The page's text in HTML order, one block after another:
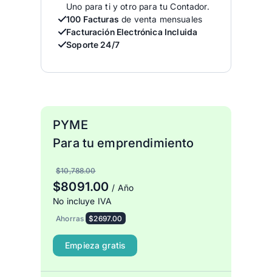
Uno para ti y otro para tu Contador.
100 Facturas de venta mensuales
Facturación Electrónica Incluida
Soporte 24/7
PYME
Para tu emprendimiento
$10,788.00
$8091.00/ Año
No incluye IVA
Ahorras $2697.00
Empieza gratis